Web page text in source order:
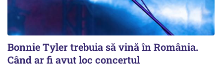
Bonnie Tyler trebuia să vină în România.
Când ar fi avut loc concertul